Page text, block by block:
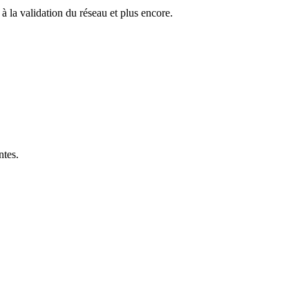
la validation du réseau et plus encore.